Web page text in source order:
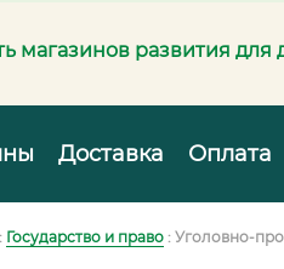
магазинов развития для
Доставка Оплата
: Государство и право : Уголовно-